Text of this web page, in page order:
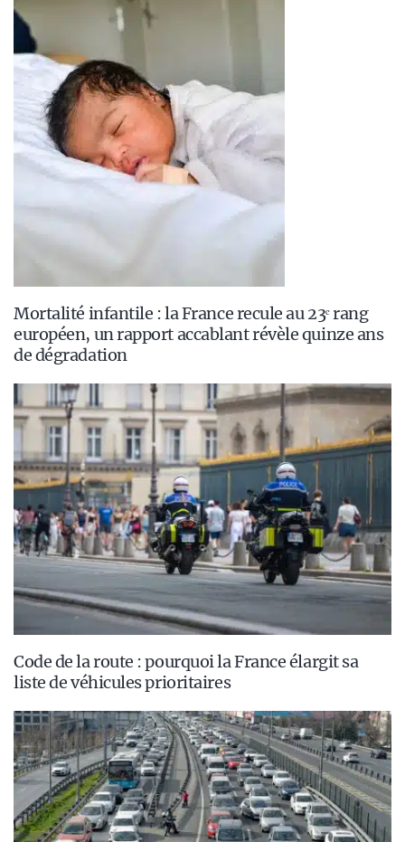
Mortalité infantile : la France recule au 23ᵉ rang
européen, un rapport accablant révèle quinze ans
de dégradation
Code de la route : pourquoi la France élargit sa
liste de véhicules prioritaires